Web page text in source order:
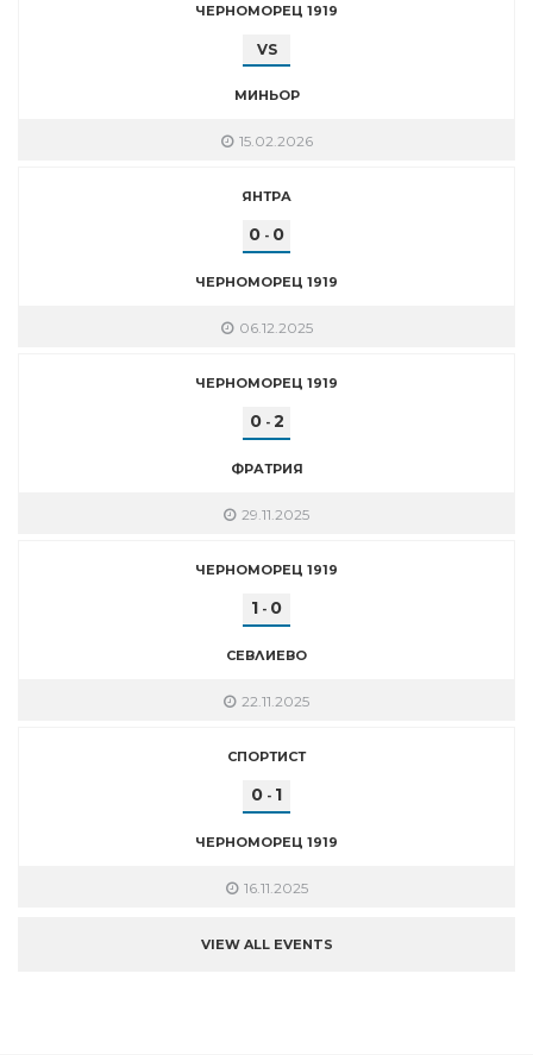
ЧЕРНОМОРЕЦ 1919
VS
МИНЬОР
15.02.2026
ЯНТРА
0 - 0
ЧЕРНОМОРЕЦ 1919
06.12.2025
ЧЕРНОМОРЕЦ 1919
0- 2
ФРАТРИЯ
29.11.2025
ЧЕРНОМОРЕЦ 1919
1 - 0
СЕВЛИЕВО
22.11.2025
СПОРТИСТ
0 - 1
ЧЕРНОМОРЕЦ 1919
16.11.2025
VIEW ALL EVENTS